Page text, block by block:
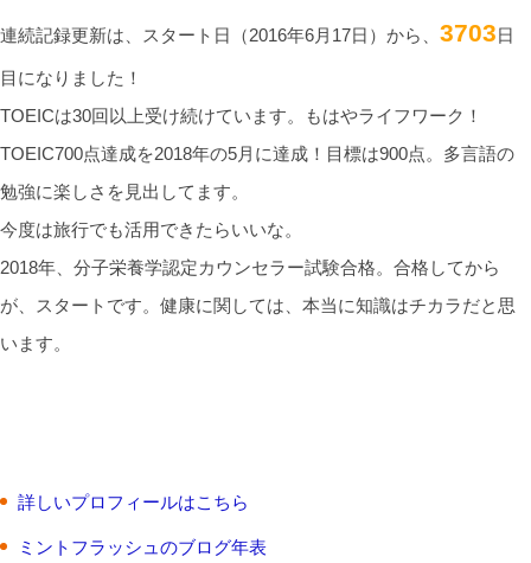
連続記録更新は、スタート日（2016年6月17日）から、 3703日
目になりました！
TOEICは30回以上受け続けています。もはやライフワーク！
TOEIC700点達成を2018年の5月に達成！目標は900点。多言語の
勉強に楽しさを見出してます。
今度は旅行でも活用できたらいいな。
2018年、分子栄養学認定カウンセラー試験合格。合格してから
が、スタートです。健康に関しては、本当に知識はチカラだと思
います。
詳しいプロフィールはこちら
ミントフラッシュのブログ年表